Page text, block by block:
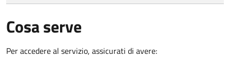
Cosa serve
Per accedere al servizio, assicurati di avere: